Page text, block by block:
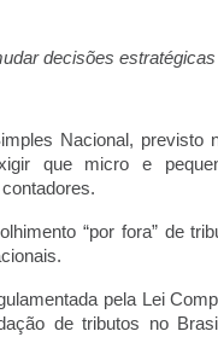
decisões
Nacional, previsto
que micro e
“por fora” de
pela Lei
de tributos no